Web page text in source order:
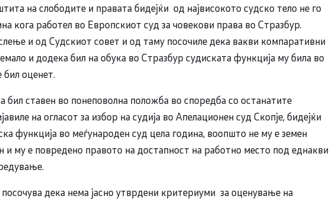
на слободите и правата бидејќи од највисокото судско тело не го
кога работел во Европскиот суд за човекови права во Стразбур.
и од Судскиот совет и од таму посочиле дека вакви компаративни
и додека бил на обука во Стразбур судиската функција му била во
оценет.
ставен во понеповолна положба во споредба со останатите
на огласот за избор на судија во Апелационен суд Скопје, бидејќи
функција во меѓународен суд цела година, воопшто не му е земен
и му е повредено правото на достапност на работно место под еднакви
посочува дека нема јасно утврдени критериуми за оценување на